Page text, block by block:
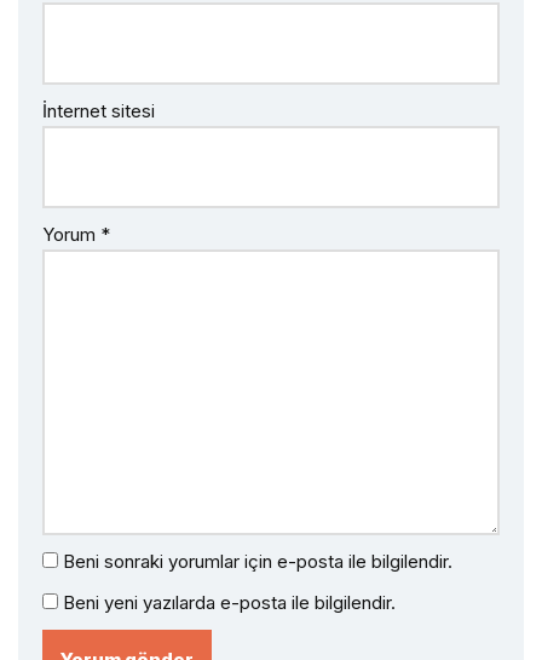
İnternet sitesi
Yorum *
Beni sonraki yorumlar için e-posta ile bilgilendir.
Beni yeni yazılarda e-posta ile bilgilendir.